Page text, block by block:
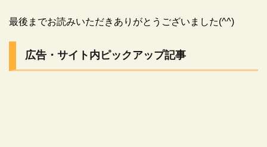
最後までお読みいただきありがとうございました(^^)
広告・サイト内ピックアップ記事